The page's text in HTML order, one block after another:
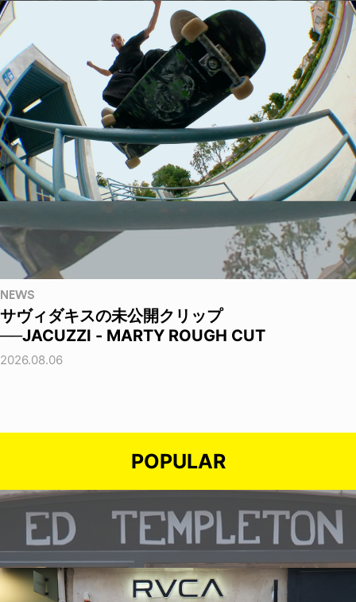
NEWS
サヴィダキスの未公開クリップ
──JACUZZI - MARTY ROUGH CUT
2026.08.06
POPULAR